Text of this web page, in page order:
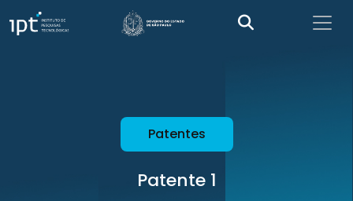
Patentes
Patente 1